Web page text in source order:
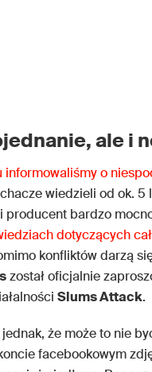
ale i
informowaliśmy o
wiedzieli od ok.
producent bardzo
dotyczących
konfliktów darzą
został oficjalnie
Slums Attack.
że może to nie
facebookowym